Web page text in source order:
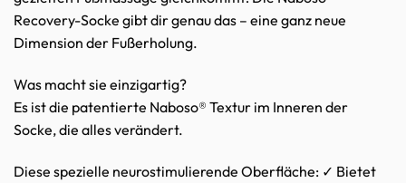
Recovery-Socke gibt dir genau das – eine ganz neue
Dimension der Fußerholung.
Was macht sie einzigartig?
Es ist die patentierte Naboso® Textur im Inneren der
Socke, die alles verändert.
Diese spezielle neurostimulierende Oberfläche: ✓ Bietet